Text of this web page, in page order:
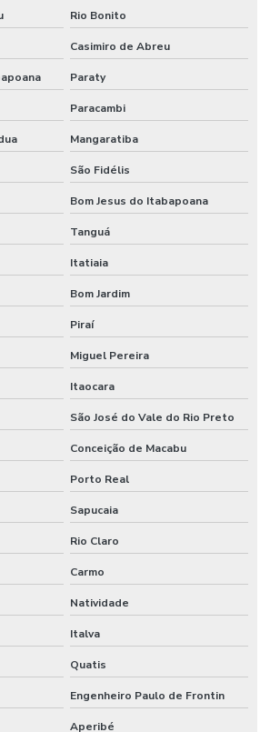
Rio Bonito
Casimiro de Abreu
Paraty
Paracambi
Mangaratiba
São Fidélis
Bom Jesus do Itabapoana
Tanguá
Itatiaia
Bom Jardim
Piraí
Miguel Pereira
Itaocara
São José do Vale do Rio Preto
Conceição de Macabu
Porto Real
Sapucaia
Rio Claro
Carmo
Natividade
Italva
Quatis
Engenheiro Paulo de Frontin
Aperibé